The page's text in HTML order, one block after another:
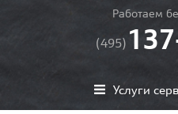
Работаем
(495)
Услуги